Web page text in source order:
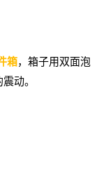
箱，箱子用双面泡
动。